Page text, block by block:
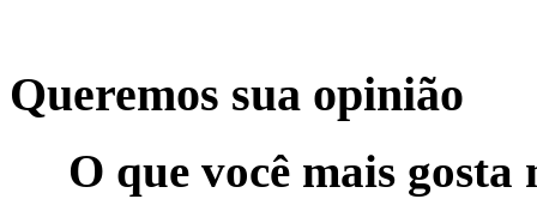
Queremos sua opinião
O que você mais